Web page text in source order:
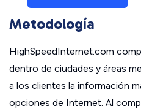
Metodología
HighSpeedInternet.com
dentro de ciudades y áreas
a los clientes la información
opciones de Internet. Al